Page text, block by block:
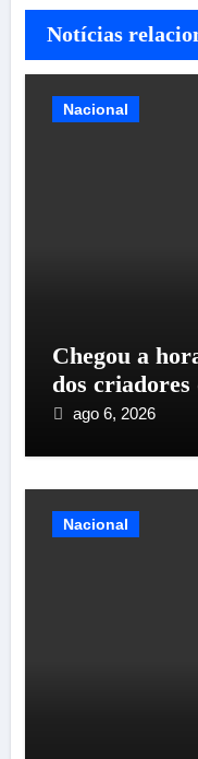
Notícias
Nacional
Chegou a
dos
ago 6, 2026
Nacional